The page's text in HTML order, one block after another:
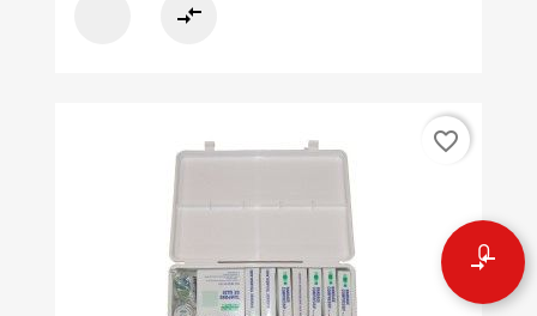
0
compare_arrows
compare_arrows
favorite_border